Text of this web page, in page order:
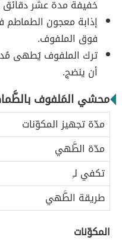
خفيفة مدة عشر
إذابة معجون الطماطم
فوق الملفوف.
ترك الملفوف يُطهى
أن ينضج.
محشي المَلفوف
مدّة تجهيز المكوّنات
مدّة الطَّهي
تكفي لـِ
طريقة الطَّهي
المكوّنات